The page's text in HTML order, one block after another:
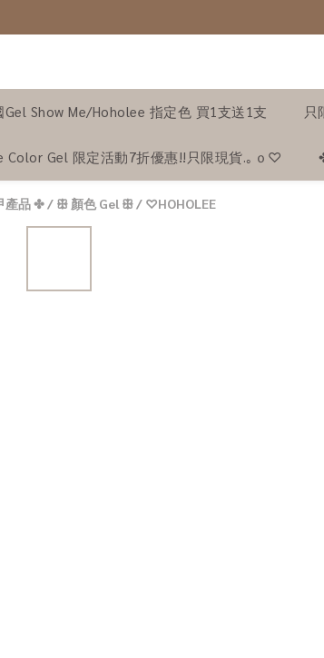
Gel Show Me/Hoholee 指定色 買1支送1支
Color Gel 限定活動7折優惠!!只限現貨.｡ｏ♡
產品 ✤/ ꕥ 顏色 Gel ꕥ/ ♡HOHOLEE